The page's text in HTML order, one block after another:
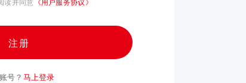
读并同意 《用户服务协议》
注册
号？ 马上登录